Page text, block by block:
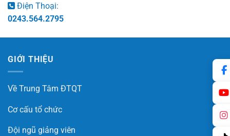
Điện Thoại:
0243.564.2795
GIỚI THIỆU
Về Trung Tâm ĐTQT
Cơ cấu tổ chức
Đội ngũ giảng viên